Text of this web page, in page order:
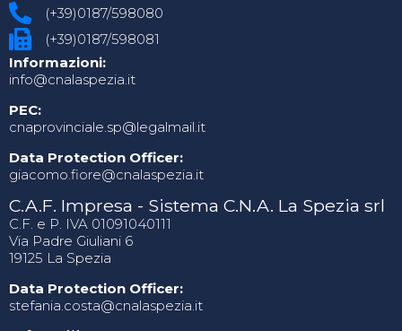
(+39)0187/598080
(+39)0187/598081
Informazioni:
info@cnalaspezia.it
PEC:
cnaprovinciale.sp@legalmail.it
Data Protection Officer:
giacomo.fiore@cnalaspezia.it
C.A.F. Impresa - Sistema C.N.A. La Spezia srl
C.F. e P. IVA 01091040111
Via Padre Giuliani 6
19125 La Spezia
Data Protection Officer:
stefania.costa@cnalaspezia.it